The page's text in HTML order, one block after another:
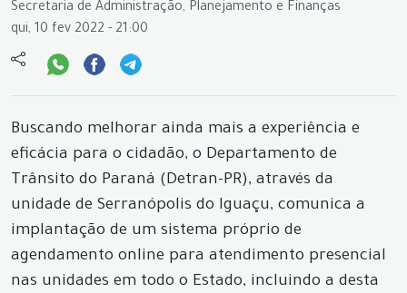
Secretaria de Administração, Planejamento e Finanças
qui, 10 fev 2022 - 21:00
Buscando melhorar ainda mais a experiência e
eficácia para o cidadão, o Departamento de
Trânsito do Paraná (Detran-PR), através da
unidade de Serranópolis do Iguaçu, comunica a
implantação de um sistema próprio de
agendamento online para atendimento presencial
nas unidades em todo o Estado, incluindo a desta